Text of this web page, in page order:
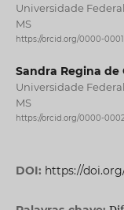
Universidade
MS
https://orcid.org/0000-
Sandra Regina de
Universidade
MS
https://orcid.org/0000-
DOI: https://doi.org/